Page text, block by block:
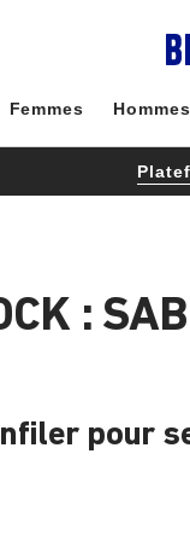
Femmes Hommes
:
pour